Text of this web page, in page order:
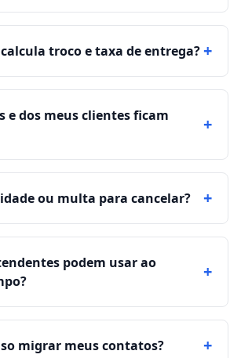
troco e taxa de entrega?+
e dos meus clientes ficam
+
ou multa para cancelar? +
podem usar ao
+
migrar meus contatos? +